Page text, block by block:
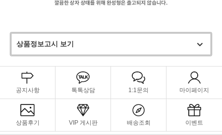
상품정보고시 보기
공지사항 톡톡상담 1:1문의 마이페이지
상품후기 VIP 게시판 배송조회 이벤트